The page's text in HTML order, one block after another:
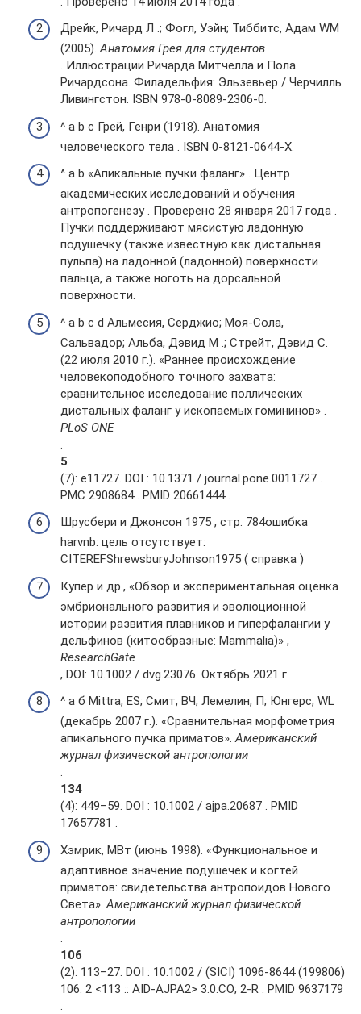
Дрейк, Ричард Л .; Фогл, Уэйн; Тиббитс, Адам WM
(2005).Анатомия Грея для студентов
. Иллюстрации Ричарда Митчелла и Пола
Ричардсона. Филадельфия: Эльзевьер / Черчилль
Ливингстон. ISBN 978-0-8089-2306-0.
^ a b c Грей, Генри (1918). Анатомия
человеческого тела . ISBN 0-8121-0644-X.
^ a b «Апикальные пучки фаланг» . Центр
академических исследований и обучения
антропогенезу . Проверено 28 января 2017 года .
Пучки поддерживают мясистую ладонную
подушечку (также известную как дистальная
пульпа) на ладонной (ладонной) поверхности
пальца, а также ноготь на дорсальной
поверхности.
^ a b c d Альмесия, Серджио; Моя-Сола,
Сальвадор; Альба, Дэвид М .; Стрейт, Дэвид С.
(22 июля 2010 г.). «Раннее происхождение
человекоподобного точного захвата:
сравнительное исследование поллических
дистальных фаланг у ископаемых гомининов» .
PLoS ONE
.
5
(7): e11727. DOI : 10.1371 / journal.pone.0011727 .
PMC 2908684 . PMID 20661444 .
Шрусбери и Джонсон 1975 , стр. 784ошибка
harvnb: цель отсутствует:
CITEREFShrewsburyJohnson1975 ( справка )
Купер и др., «Обзор и экспериментальная оценка
эмбрионального развития и эволюционной
истории развития плавников и гиперфалангии у
дельфинов (китообразные: Mammalia)» ,
ResearchGate
, DOI: 10.1002 / dvg.23076. Октябрь 2021 г.
^ а б Mittra, ES; Смит, ВЧ; Лемелин, П; Юнгерс, WL
(декабрь 2007 г.). «Сравнительная морфометрия
апикального пучка приматов».Американский
журнал физической антропологии
.
134
(4): 449–59. DOI : 10.1002 / ajpa.20687 . PMID
17657781 .
Хэмрик, МВт (июнь 1998). «Функциональное и
адаптивное значение подушечек и когтей
приматов: свидетельства антропоидов Нового
Света».Американский журнал физической
антропологии
.
106
(2): 113–27. DOI : 10.1002 / (SICI) 1096-8644 (199806)
106: 2 <113 :: AID-AJPA2> 3.0.CO; 2-R . PMID 9637179
.